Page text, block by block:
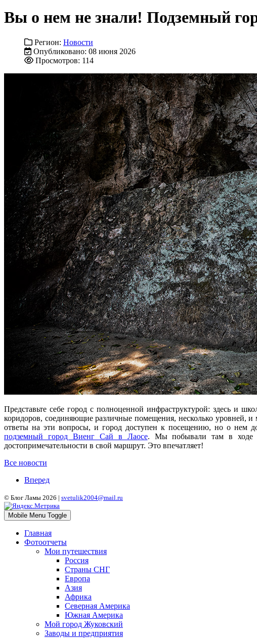
Вы о нем не знали! Подземный
Регион: Новости
Опубликовано: 08 июня 2026
Просмотров: 114
Представьте себе город с полноценной инфраструктурой: здесь и
коридоров, соединяющие различные помещения, несколько уровней,
ответы на эти вопросы, и город доступен к посещению, но о нем
подземный город Виенг Сай в Лаосе. Мы побывали там в ходе
достопримечательности в свой маршрут. Это впечатляет!
Все новости
Вперед
© Блог Ламы 2026 | svetulik2004@mail.ru
Mobile Menu Toggle
Главная
Фотоотчеты
Мои путешествия
Россия
Страны СНГ
Европа
Азия
Африка
Северная Америка
Южная Америка
Мой город Жуковский
Заводы и предприятия